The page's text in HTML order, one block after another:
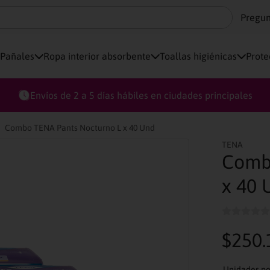
Pañales Ropa interior absorbente Toallas higiénicas
Envíos de 2 a 5 días hábiles en ciudades principales
Combo TENA Pants Nocturno L x 40 Und
TENA
x 40
$250.